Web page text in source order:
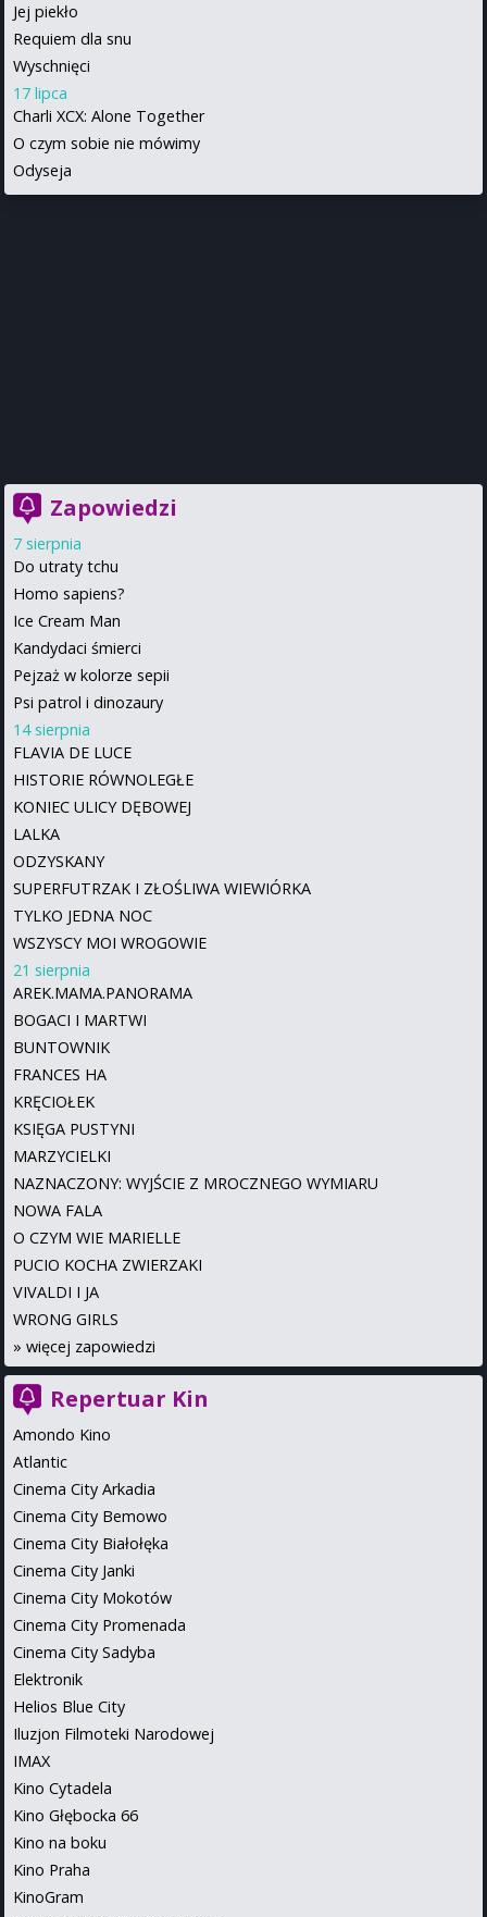
Jej piekło
Requiem dla snu
Wyschnięci
17 lipca
Charli XCX: Alone Together
O czym sobie nie mówimy
Odyseja
Zapowiedzi
7 sierpnia
Do utraty tchu
Homo sapiens?
Ice Cream Man
Kandydaci śmierci
Pejzaż w kolorze sepii
Psi patrol i dinozaury
14 sierpnia
FLAVIA DE LUCE
HISTORIE RÓWNOLEGŁE
KONIEC ULICY DĘBOWEJ
LALKA
ODZYSKANY
SUPERFUTRZAK I ZŁOŚLIWA WIEWIÓRKA
TYLKO JEDNA NOC
WSZYSCY MOI WROGOWIE
21 sierpnia
AREK.MAMA.PANORAMA
BOGACI I MARTWI
BUNTOWNIK
FRANCES HA
KRĘCIOŁEK
KSIĘGA PUSTYNI
MARZYCIELKI
NAZNACZONY: WYJŚCIE Z MROCZNEGO WYMIARU
NOWA FALA
O CZYM WIE MARIELLE
PUCIO KOCHA ZWIERZAKI
VIVALDI I JA
WRONG GIRLS
» więcej zapowiedzi
Repertuar Kin
Amondo Kino
Atlantic
Cinema City Arkadia
Cinema City Bemowo
Cinema City Białołęka
Cinema City Janki
Cinema City Mokotów
Cinema City Promenada
Cinema City Sadyba
Elektronik
Helios Blue City
Iluzjon Filmoteki Narodowej
IMAX
Kino Cytadela
Kino Głębocka 66
Kino na boku
Kino Praha
KinoGram